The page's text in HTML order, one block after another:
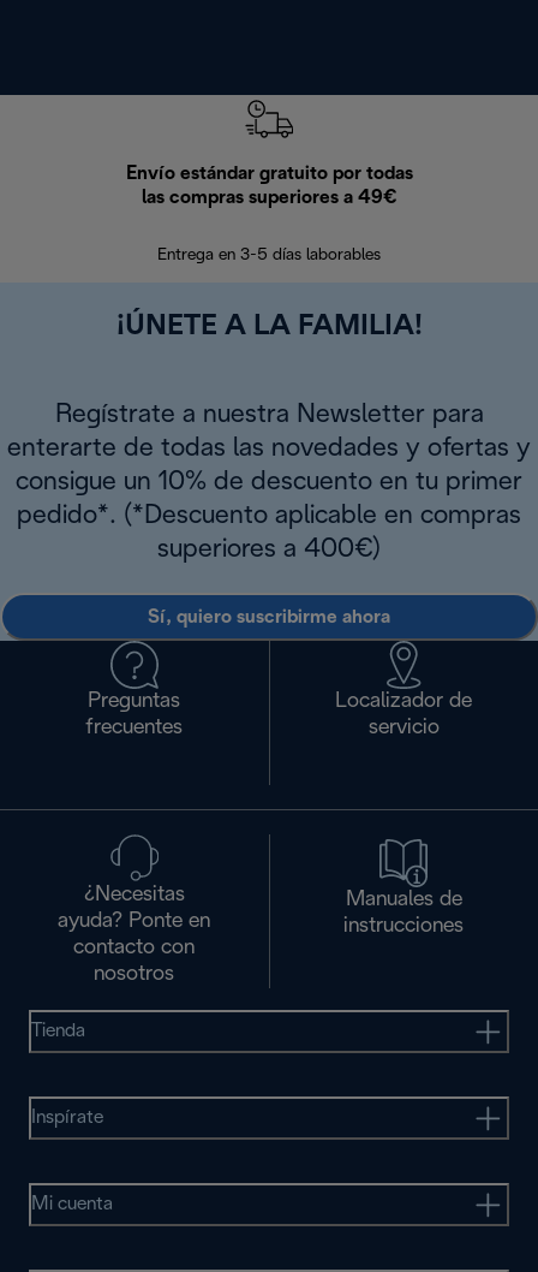
Envío estándar gratuito por todas
las compras superiores a 49€
Entrega en 3-5 días laborables
¡ÚNETE A LA FAMILIA!
Regístrate a nuestra Newsletter para
enterarte de todas las novedades y ofertas y
consigue un 10% de descuento en tu primer
pedido*. (*Descuento aplicable en compras
superiores a 400€)
Sí, quiero suscribirme ahora
Preguntas
frecuentes
Localizador de
servicio
¿Necesitas
ayuda? Ponte en
contacto con
nosotros
Manuales de
instrucciones
Tienda
Inspírate
Mi cuenta